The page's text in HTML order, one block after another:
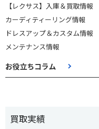
【レクサス】入庫＆買取情報
カーディティーリング情報
ドレスアップ＆カスタム情報
メンテナンス情報
お役立ちコラム
買取実績